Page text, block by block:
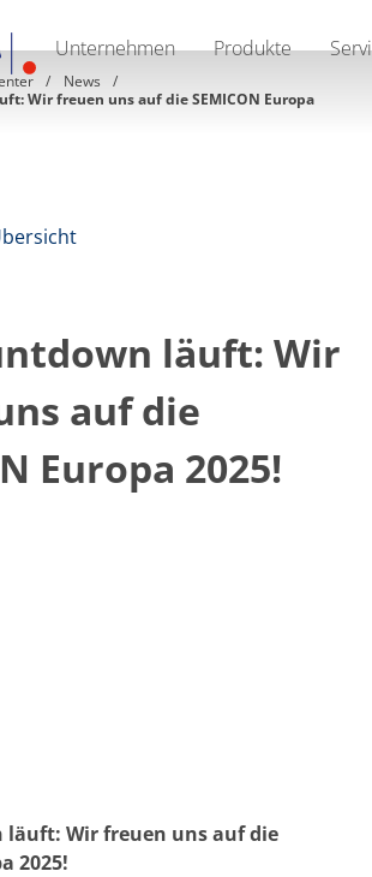
Unternehmen Produkte
News
Wir freuen uns auf die SEMICON Europa
läuft: Wir
auf die
Europa 2025!
läuft: Wir freuen uns auf die
2025!